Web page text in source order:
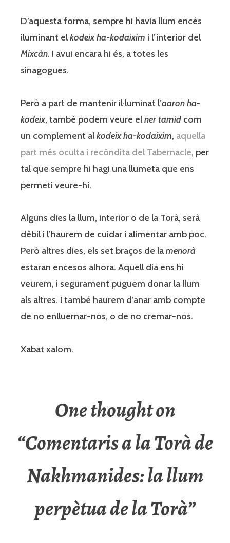
D’aquesta forma, sempre hi havia llum encès
iluminant elkodeix ha-kodaixim i l’interior del
Mixcàn. I avui encara hi és, a totes les
sinagogues.
Però a part de mantenir il·luminat l’aaron ha-
kodeix, també podem veure elner tamid com
un complement alkodeix ha-kodaixim, aquella
part més oculta i recòndita del Tabernacle, per
tal que sempre hi hagi una llumeta que ens
permeti veure-hi.
Alguns dies la llum, interior o de la Torà, serà
dèbil i l’haurem de cuidar i alimentar amb poc.
Però altres dies, els set braços de lamenorà
estaran encesos alhora. Aquell dia ens hi
veurem, i segurament puguem donar la llum
als altres. I també haurem d’anar amb compte
de no enlluernar-nos, o de no cremar-nos.
Xabat xalom.
One thought on
“Comentaris a la Torà de
Nakhmanides: la llum
perpètua de la Torà”